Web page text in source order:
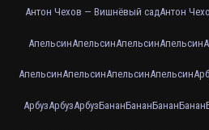
Антон Чехов — Вишнёвый садАнтон
АпельсинАпельсинАпельсинАпельсин
АпельсинАпельсинАпельсинАпельсин
АрбузАрбузАрбузБананБананБананБанан